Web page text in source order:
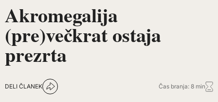
Akromegalija
(pre)večkrat ostaja
prezrta
DELI ČLANEK Čas branja: 8 min